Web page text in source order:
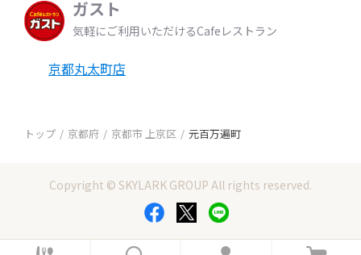
ガスト
気軽にご利用いただけるCafeレストラン
京都丸太町店
トップ 京都府 京都市 上京区 元百万遍町
Copyright © SKYLARK GROUP All rights reserved.